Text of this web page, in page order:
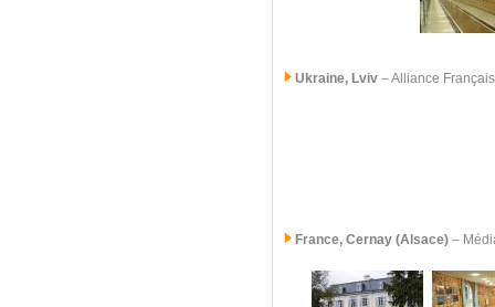
Ukraine, Lviv – Alliance
France, Cernay (Alsace) –